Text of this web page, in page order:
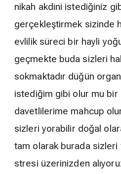
nikah akdini istediğiniz
gerçekleştirmek sizinde
evlilik süreci bir hayli
geçmekte buda sizleri
sokmaktadır düğün
istediğim gibi olur mu bir
davetlilerime mahcup
sizleri yorabilir doğal
tam olarak burada sizleri
stresi üzerinizden